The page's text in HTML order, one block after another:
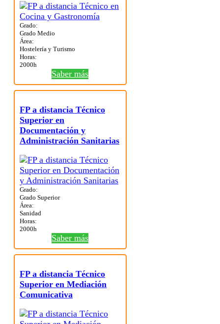
Grado:
Grado Medio
Área:
Hostelería y Turismo
Horas:
2000h
Saber más
FP a distancia Técnico
Superior en
Documentación y
Administración Sanitarias
Grado:
Grado Superior
Área:
Sanidad
Horas:
2000h
Saber más
FP a distancia Técnico
Superior en Mediación
Comunicativa